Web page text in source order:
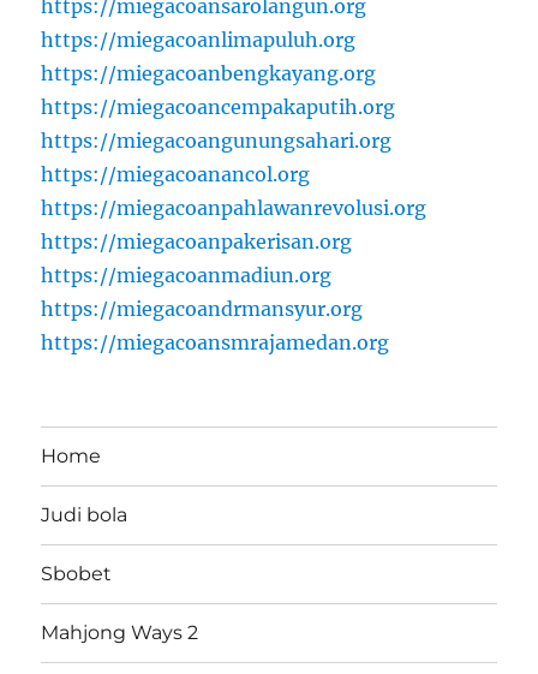
https://miegacoansarolangun.org
https://miegacoanlimapuluh.org
https://miegacoanbengkayang.org
https://miegacoancempakaputih.org
https://miegacoangunungsahari.org
https://miegacoanancol.org
https://miegacoanpahlawanrevolusi.org
https://miegacoanpakerisan.org
https://miegacoanmadiun.org
https://miegacoandrmansyur.org
https://miegacoansmrajamedan.org
Home
Judi bola
Sbobet
Mahjong Ways 2